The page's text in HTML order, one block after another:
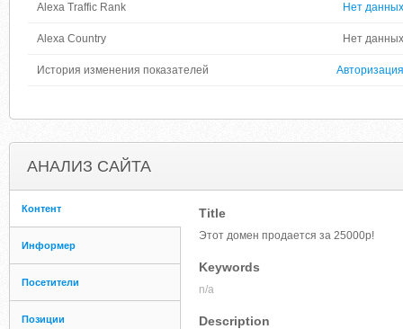
Alexa Traffic Rank Нет данных
Alexa Country Нет данных
История изменения показателей Авторизация
АНАЛИЗ САЙТА
Контент
Информер
Посетители
Позиции
Title
Этот домен продается за 25000р!
Keywords
n/a
Description